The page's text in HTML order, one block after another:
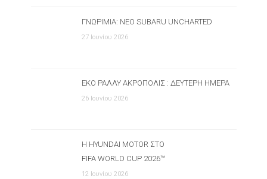
ΓΝΩΡΙΜΊΑ: ΝΈΟ SUBARU UNCHARTED
27 Ιουνίου 2026
ΕΚΟ ΡΆΛΛΥ ΑΚΡΌΠΟΛΙΣ : ΔΕΎΤΕΡΗ ΗΜΈΡΑ
26 Ιουνίου 2026
Η HYUNDAI MOTOR ΣΤΟ
FIFA WORLD CUP 2026™
12 Ιουνίου 2026